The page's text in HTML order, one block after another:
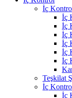
İç
İç
İç
İç
İç
İç
İç
Teşkilat
İç
İç